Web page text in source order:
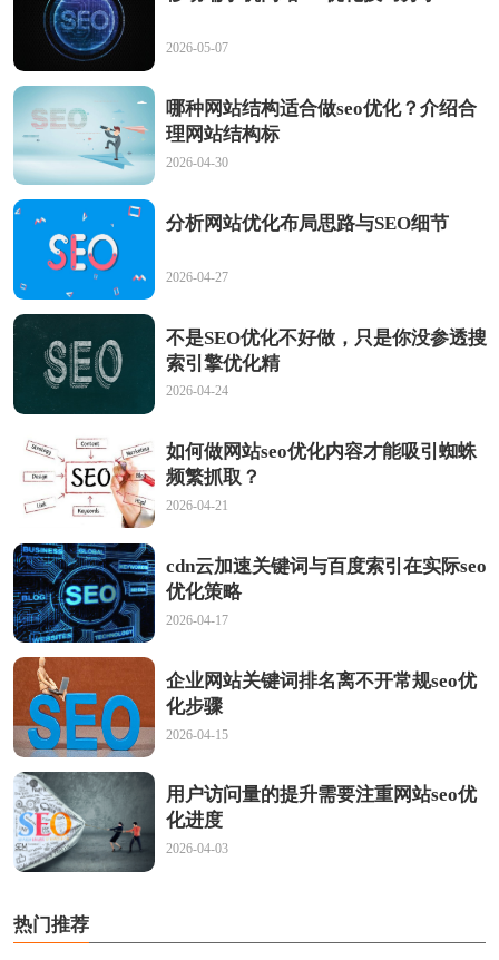
2026-05-07
哪种网站结构适合做seo优化？介绍合
理网站结构标
2026-04-30
分析网站优化布局思路与SEO细节
2026-04-27
不是SEO优化不好做，只是你没参透搜
索引擎优化精
2026-04-24
如何做网站seo优化内容才能吸引蜘蛛
频繁抓取？
2026-04-21
cdn云加速关键词与百度索引在实际seo
优化策略
2026-04-17
企业网站关键词排名离不开常规seo优
化步骤
2026-04-15
用户访问量的提升需要注重网站seo优
化进度
2026-04-03
热门推荐